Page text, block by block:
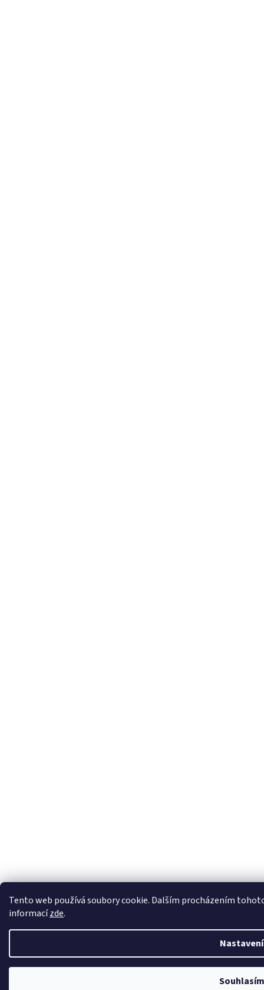
Tento web používá soubory cookie. Dalším procházením
informacízde.
Nastavení
Souhlasím